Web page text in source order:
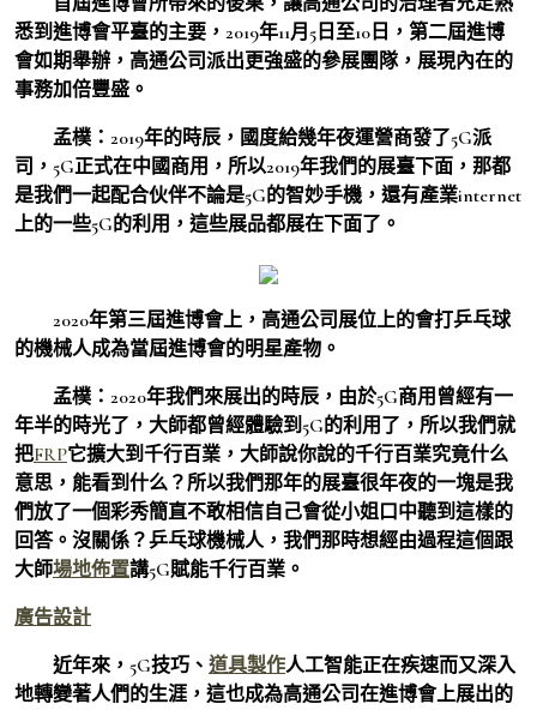
悉到進博會平臺的主要，2019年11月5日至10日，第二屆進博
會如期舉辦，高通公司派出更強盛的參展團隊，展現內在的
事務加倍豐盛。
孟樸： 2019年的時辰，國度給幾年夜運營商發了5G派
司，5G正式在中國商用，所以2019年我們的展臺下面，那都
是我們一起配合伙伴不論是5G的智妙手機，還有產業internet
上的一些5G的利用，這些展品都展在下面了。
2020年第三屆進博會上，高通公司展位上的會打乒乓球
的機械人成為當屆進博會的明星產物。
孟樸： 2020年我們來展出的時辰，由於5G商用曾經有一
年半的時光了，大師都曾經體驗到5G的利用了，所以我們就
把FRP它擴大到千行百業，大師說你說的千行百業究竟什么
意思，能看到什么？所以我們那年的展臺很年夜的一塊是我
們放了一個彩秀簡直不敢相信自己會從小姐口中聽到這樣的
回答。沒關係？乒乓球機械人，我們那時想經由過程這個跟
大師場地佈置講5G賦能千行百業。
廣告設計
近年來，5G技巧、 道具製作人工智能正在疾速而又深入
地轉變著人們的生涯，這也成為高通公司在進博會上展出的